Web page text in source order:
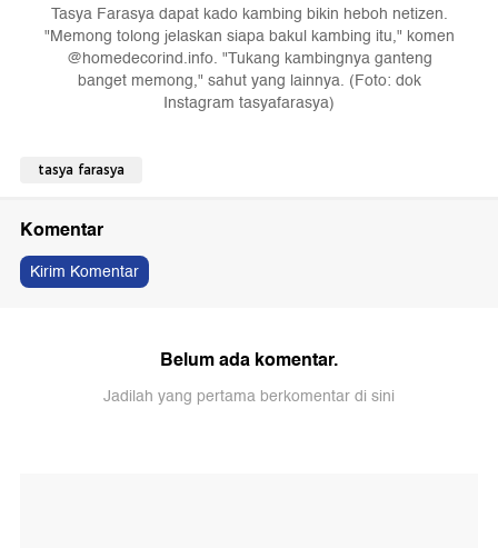
Tasya Farasya dapat kado kambing bikin heboh netizen.
"Memong tolong jelaskan siapa bakul kambing itu," komen
@homedecorind.info. "Tukang kambingnya ganteng
banget memong," sahut yang lainnya. (Foto: dok
Instagram tasyafarasya)
tasya farasya
Komentar
Kirim Komentar
Belum ada komentar.
Jadilah yang pertama berkomentar di sini